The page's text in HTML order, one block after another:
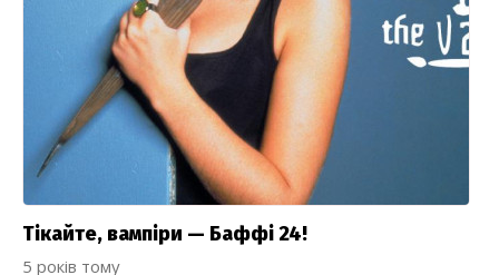
Тікайте, вампіри — Баффі 24!
5 років тому